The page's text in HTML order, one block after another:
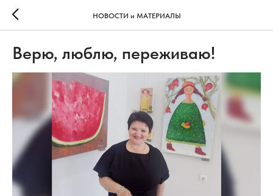
НОВОСТИ и МАТЕРИАЛЫ
Верю, люблю, переживаю!